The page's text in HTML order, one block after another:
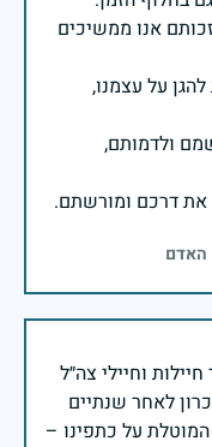
אנו ממשיכים
על עצמנו,
ולדמותם,
את דרכם ומורשתם.
האדם
וחיילי צה״ל
לאחר שנתיים
על כתפינו –